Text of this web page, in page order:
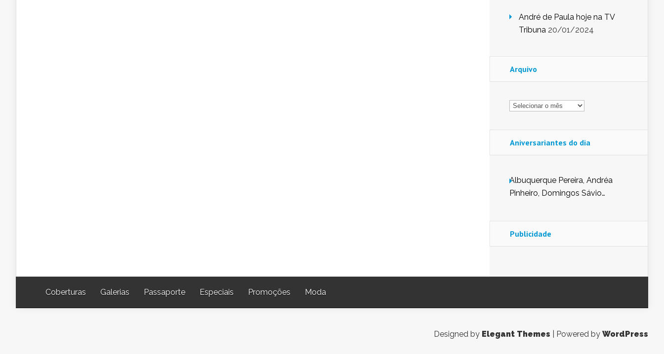
André de Paula hoje na TV
Tribuna 20/01/2024
Arquivo
Arquivo
Aniversariantes do dia
Albuquerque Pereira, Andréa
Pinheiro, Domingos Sávio
Nunes de Sena, Fátima Peixoto,
Glória Pereira, Kátia Mesel,
Publicidade
Coberturas Galerias Passaporte Especiais Promoções Moda
Designed by Elegant Themes | Powered by WordPress